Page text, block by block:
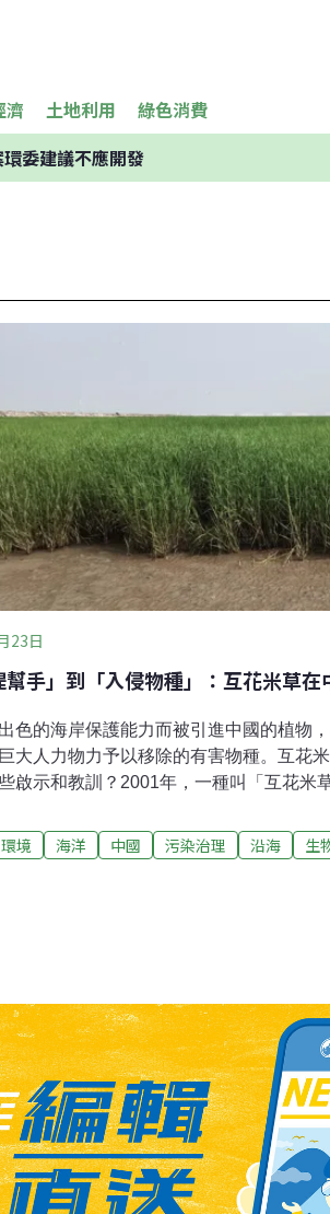
濟 土地利用 綠色消費
委建議不應開發
23日
幫手」到「入侵物種」：互花米草在
色的海岸保護能力而被引進中國的植物
大人力物力予以移除的有害物種。互花
啟示和教訓？2001年，一種叫「互花米
幣）將它移除，成為迄今中國最昂貴的互
國學者通過分析遙感資料發現，中國沿
而上，目前，山東、廣西等地已明確公
境 海洋 中國 污染治理 沿海 生